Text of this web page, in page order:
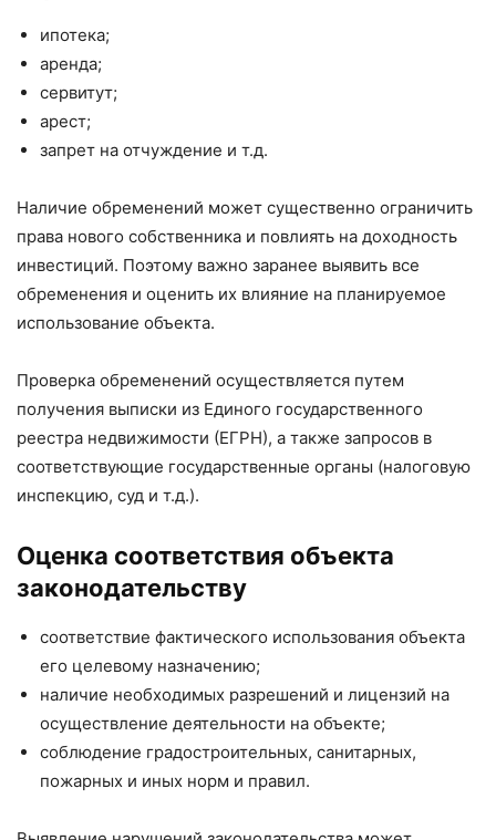
ипотека;
аренда;
сервитут;
арест;
запрет на отчуждение и т.д.
Наличие обременений может существенно ограничить
права нового собственника и повлиять на доходность
инвестиций. Поэтому важно заранее выявить все
обременения и оценить их влияние на планируемое
использование объекта.
Проверка обременений осуществляется путем
получения выписки из Единого государственного
реестра недвижимости (ЕГРН), а также запросов в
соответствующие государственные органы (налоговую
инспекцию, суд и т.д.).
Оценка соответствия объекта
законодательству
соответствие фактического использования объекта
его целевому назначению;
наличие необходимых разрешений и лицензий на
осуществление деятельности на объекте;
соблюдение градостроительных, санитарных,
пожарных и иных норм и правил.